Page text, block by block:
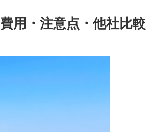
用・注意点・他社比較